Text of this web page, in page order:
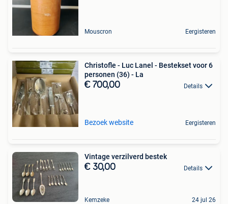
Mouscron Eergisteren
Christofle - Luc Lanel - Bestekset voor 6
personen (36) - La
€ 700,00 Details
Bezoek website Eergisteren
Vintage verzilverd bestek
€ 30,00 Details
Kemzeke 24 jul 26